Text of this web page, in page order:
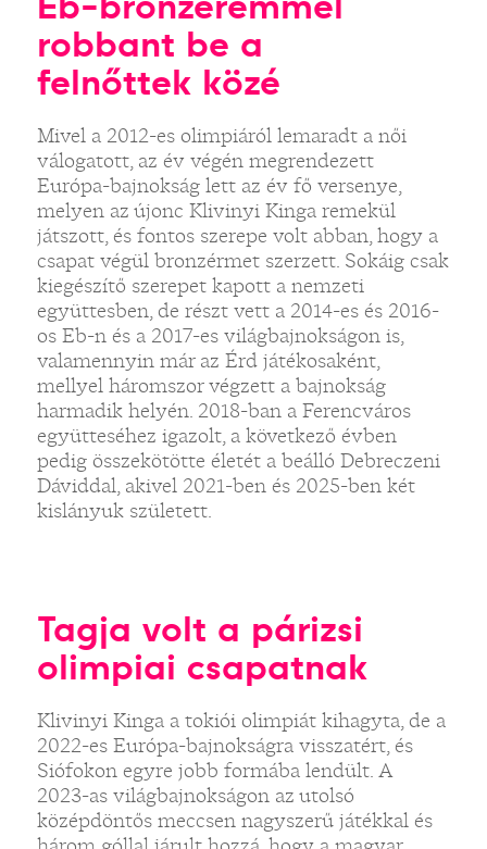
robbant be a
felnőttek közé
Mivel a 2012-es olimpiáról lemaradt a női
válogatott, az év végén megrendezett
Európa-bajnokság lett az év fő versenye,
melyen az újonc Klivinyi Kinga remekül
játszott, és fontos szerepe volt abban, hogy a
csapat végül bronzérmet szerzett. Sokáig csak
kiegészítő szerepet kapott a nemzeti
együttesben, de részt vett a 2014-es és 2016-
os Eb-n és a 2017-es világbajnokságon is,
valamennyin már az Érd játékosaként,
mellyel háromszor végzett a bajnokság
harmadik helyén. 2018-ban a Ferencváros
együtteséhez igazolt, a következő évben
pedig összekötötte életét a beálló Debreczeni
Dáviddal, akivel 2021-ben és 2025-ben két
kislányuk született.
Tagja volt a párizsi
olimpiai csapatnak
Klivinyi Kinga a tokiói olimpiát kihagyta, de a
2022-es Európa-bajnokságra visszatért, és
Siófokon egyre jobb formába lendült. A
2023-as világbajnokságon az utolsó
középdöntős meccsen nagyszerű játékkal és